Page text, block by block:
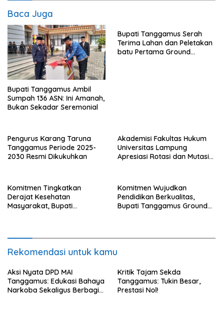
Baca Juga
Bupati Tanggamus Ambil
Sumpah 136 ASN: Ini Amanah,
Bukan Sekadar Seremonial
Bupati Tanggamus Serah
Terima Lahan dan Peletakan
batu Pertama Ground
Pengurus Karang Taruna
Tanggamus Periode 2025-
2030 Resmi Dikukuhkan
Akademisi Fakultas Hukum
Universitas Lampung
Apresiasi Rotasi dan Mutasi
Komitmen Tingkatkan
Derajat Kesehatan
Masyarakat, Bupati
Komitmen Wujudkan
Pendidikan Berkualitas,
Bupati Tanggamus Ground
Rekomendasi untuk kamu
Aksi Nyata DPD MAI
Tanggamus: Edukasi Bahaya
Narkoba Sekaligus Berbagi
Kritik Tajam Sekda
Tanggamus: Tukin Besar,
Prestasi Nol!